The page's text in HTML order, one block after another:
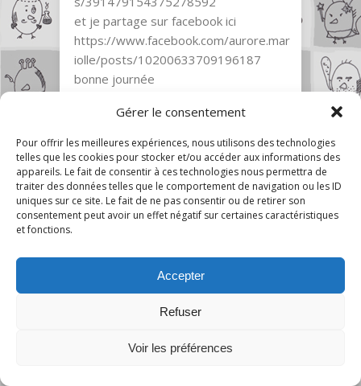
Gérer le consentement
Pour offrir les meilleures expériences, nous utilisons des technologies
telles que les cookies pour stocker et/ou accéder aux informations des
appareils. Le fait de consentir à ces technologies nous permettra de
traiter des données telles que le comportement de navigation ou les ID
uniques sur ce site. Le fait de ne pas consentir ou de retirer son
consentement peut avoir un effet négatif sur certaines caractéristiques
et fonctions.
Accepter
Refuser
Voir les préférences
et je partage sur facebook ici
https://www.facebook.com/aurore.mar
iolle/posts/10200633709196187
bonne journée
julie10 19 octobre 2013 10:25
Bonjour, je tente ma chance, mon
personnage prefere est merida, merci
19 octobre 2013 10:47